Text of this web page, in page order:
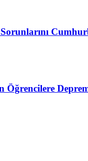
Öğrencilere